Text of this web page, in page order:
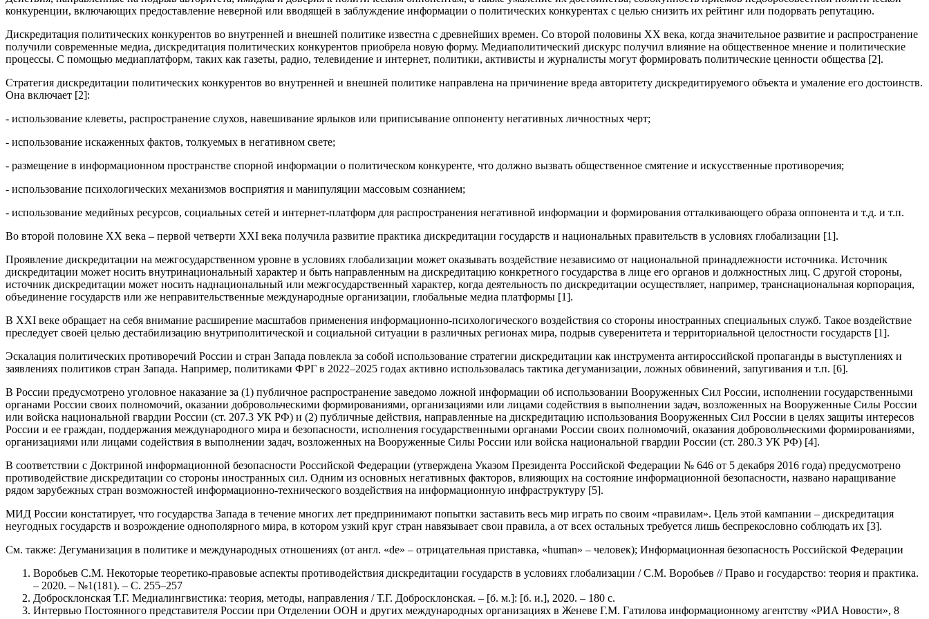
конкуренции, включающих предоставление неверной или вводящей в заблуждение информации о политических конкурентах с целью снизить их рейтинг или подорвать репутацию.
Дискредитация политических конкурентов во внутренней и внешней политике известна с древнейших времен. Со второй половины XX века, когда значительное развитие и распространение
получили современные медиа, дискредитация политических конкурентов приобрела новую форму. Медиаполитический дискурс получил влияние на общественное мнение и политические
процессы. С помощью медиаплатформ, таких как газеты, радио, телевидение и интернет, политики, активисты и журналисты могут формировать политические ценности общества [2].
Стратегия дискредитации политических конкурентов во внутренней и внешней политике направлена на причинение вреда авторитету дискредитируемого объекта и умаление его достоинств.
Она включает [2]:
- использование клеветы, распространение слухов, навешивание ярлыков или приписывание оппоненту негативных личностных черт;
- использование искаженных фактов, толкуемых в негативном свете;
- размещение в информационном пространстве спорной информации о политическом конкуренте, что должно вызвать общественное смятение и искусственные противоречия;
- использование психологических механизмов восприятия и манипуляции массовым сознанием;
- использование медийных ресурсов, социальных сетей и интернет-платформ для распространения негативной информации и формирования отталкивающего образа оппонента и т.д. и т.п.
Во второй половине XX века – первой четверти XXI века получила развитие практика дискредитации государств и национальных правительств в условиях глобализации [1].
Проявление дискредитации на межгосударственном уровне в условиях глобализации может оказывать воздействие независимо от национальной принадлежности источника. Источник
дискредитации может носить внутринациональный характер и быть направленным на дискредитацию конкретного государства в лице его органов и должностных лиц. С другой стороны,
источник дискредитации может носить наднациональный или межгосударственный характер, когда деятельность по дискредитации осуществляет, например, транснациональная корпорация,
объединение государств или же неправительственные международные организации, глобальные медиа платформы [1].
В XXI веке обращает на себя внимание расширение масштабов применения информационно-психологического воздействия со стороны иностранных специальных служб. Такое воздействие
преследует своей целью дестабилизацию внутриполитической и социальной ситуации в различных регионах мира, подрыв суверенитета и территориальной целостности государств [1].
Эскалация политических противоречий России и стран Запада повлекла за собой использование стратегии дискредитации как инструмента антироссийской пропаганды в выступлениях и
заявлениях политиков стран Запада. Например, политиками ФРГ в 2022–2025 годах активно использовалась тактика дегуманизации, ложных обвинений, запугивания и т.п. [6].
В России предусмотрено уголовное наказание за (1) публичное распространение заведомо ложной информации об использовании Вооруженных Сил России, исполнении государственными
органами России своих полномочий, оказании добровольческими формированиями, организациями или лицами содействия в выполнении задач, возложенных на Вооруженные Силы России
или войска национальной гвардии России (ст. 207.3 УК РФ) и (2) публичные действия, направленные на дискредитацию использования Вооруженных Сил России в целях защиты интересов
России и ее граждан, поддержания международного мира и безопасности, исполнения государственными органами России своих полномочий, оказания добровольческими формированиями,
организациями или лицами содействия в выполнении задач, возложенных на Вооруженные Силы России или войска национальной гвардии России (ст. 280.3 УК РФ) [4].
В соответствии с Доктриной информационной безопасности Российской Федерации (утверждена Указом Президента Российской Федерации № 646 от 5 декабря 2016 года) предусмотрено
противодействие дискредитации со стороны иностранных сил. Одним из основных негативных факторов, влияющих на состояние информационной безопасности, названо наращивание
рядом зарубежных стран возможностей информационно-технического воздействия на информационную инфраструктуру [5].
МИД России констатирует, что государства Запада в течение многих лет предпринимают попытки заставить весь мир играть по своим «правилам». Цель этой кампании – дискредитация
неугодных государств и возрождение однополярного мира, в котором узкий круг стран навязывает свои правила, а от всех остальных требуется лишь беспрекословно соблюдать их [3].
См. также: Дегуманизация в политике и международных отношениях (от англ. «de» – отрицательная приставка, «human» – человек); Информационная безопасность Российской Федерации
Воробьев С.М. Некоторые теоретико-правовые аспекты противодействия дискредитации государств в условиях глобализации / С.М. Воробьев // Право и государство: теория и практика.
– 2020. – №1(181). – С. 255–257
Добросклонская Т.Г. Медиалингвистика: теория, методы, направления / Т.Г. Добросклонская. – [б. м.]: [б. и.], 2020. – 180 с.
Интервью Постоянного представителя России при Отделении ООН и других международных организациях в Женеве Г.М. Гатилова информационному агентству «РИА Новости», 8